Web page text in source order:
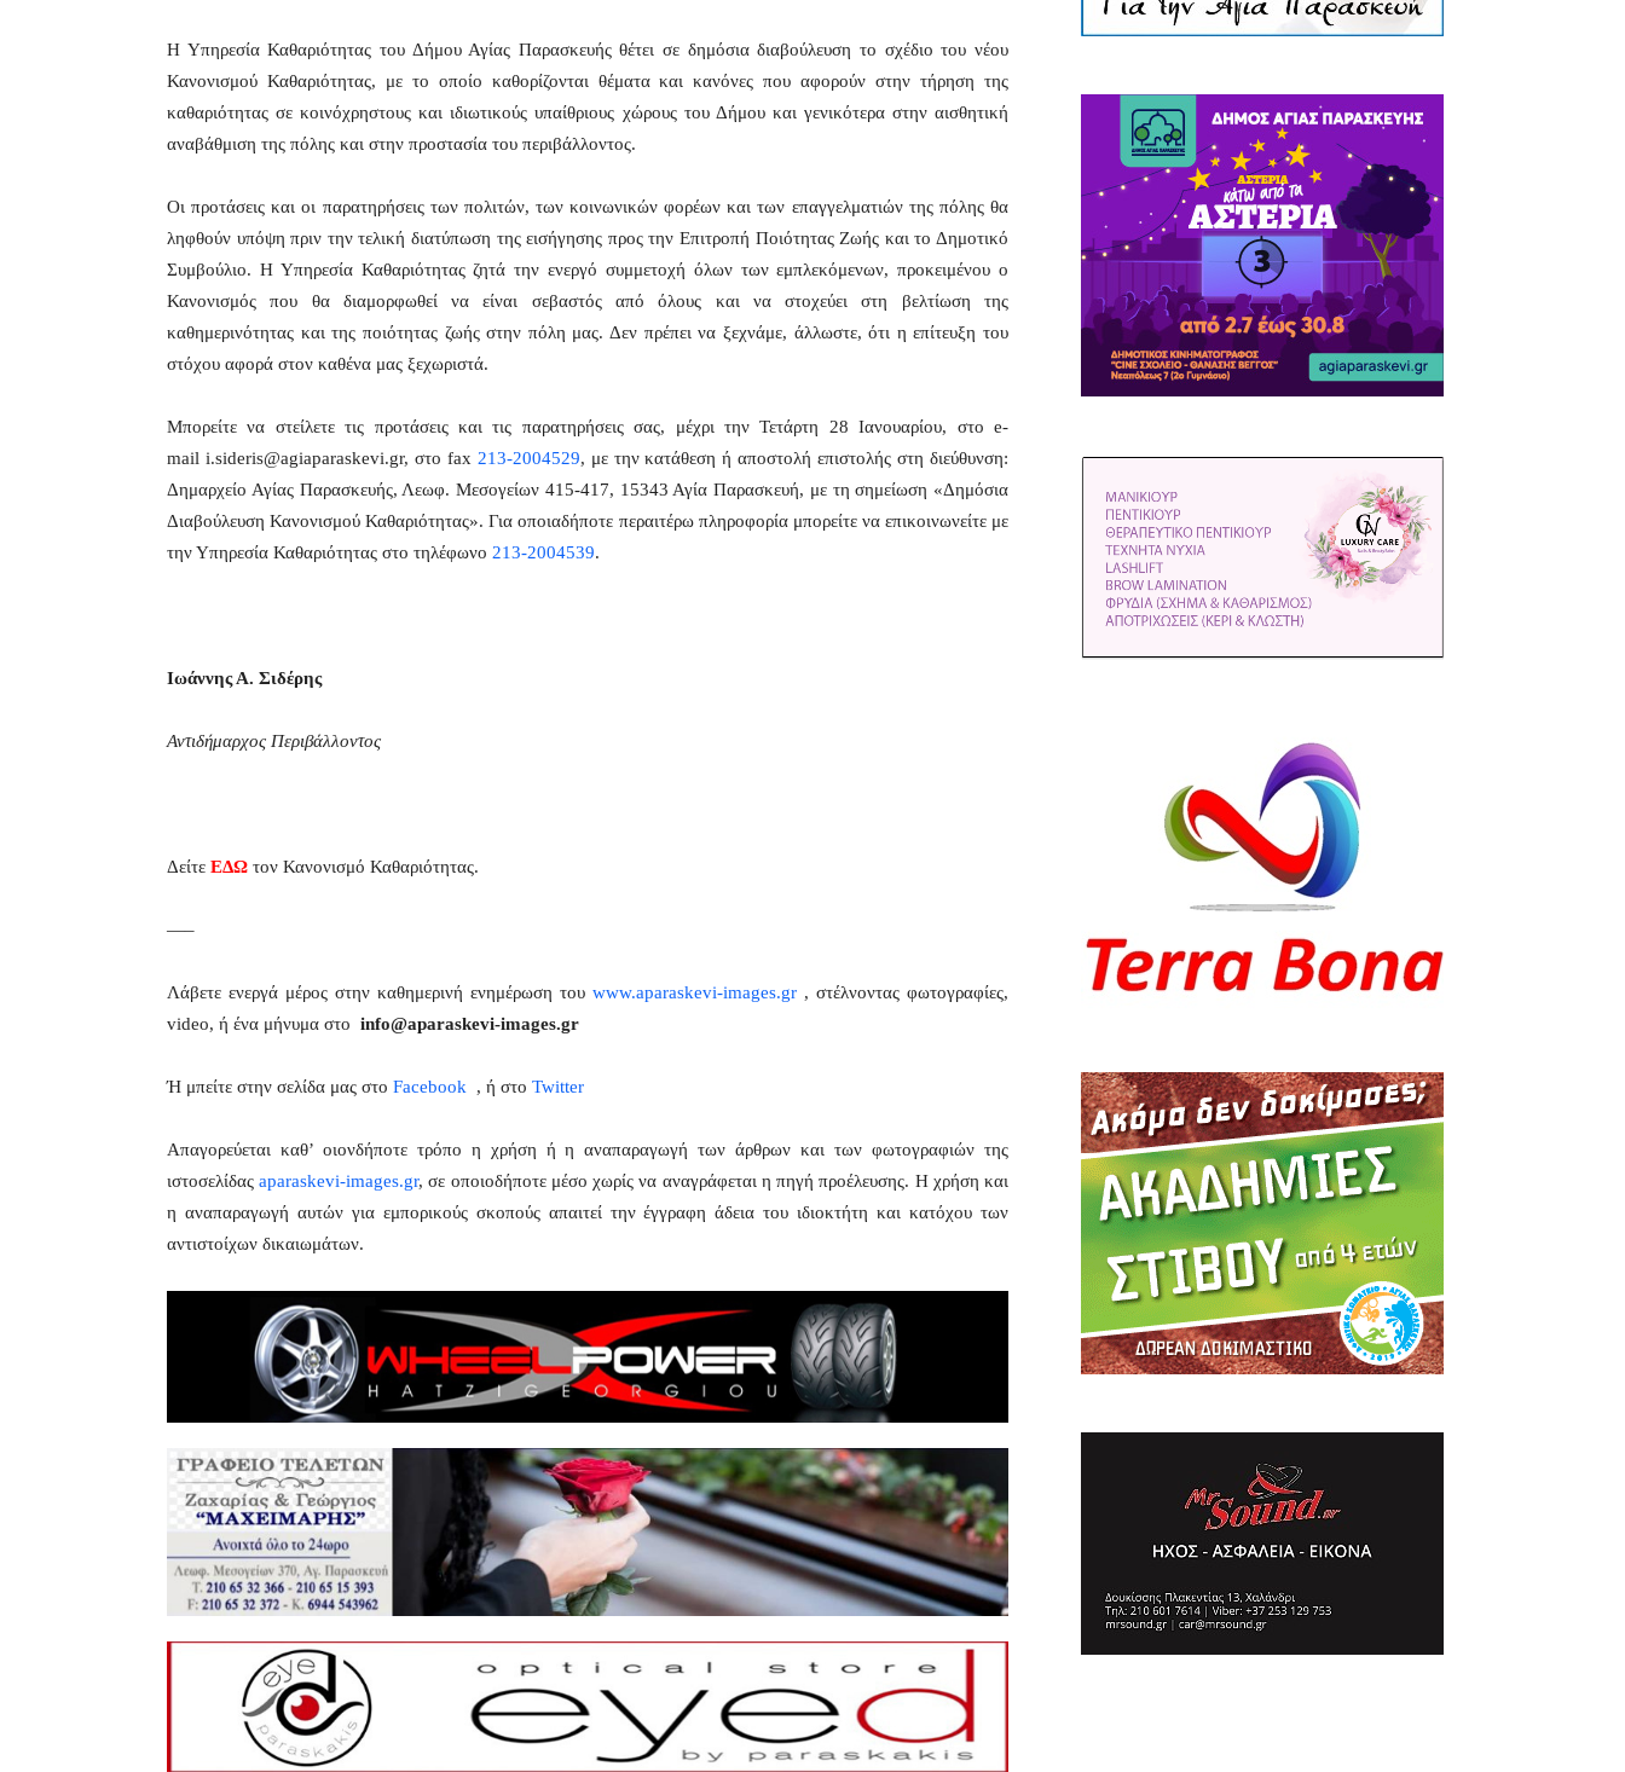
Η Υπηρεσία Καθαριότητας του Δήμου Αγίας Παρασκευής θέτει σε δημόσια διαβούλευση το σχέδιο του νέου
Κανονισμού Καθαριότητας, με το οποίο καθορίζονται θέματα και κανόνες που αφορούν στην τήρηση της
καθαριότητας σε κοινόχρηστους και ιδιωτικούς υπαίθριους χώρους του Δήμου και γενικότερα στην αισθητική
αναβάθμιση της πόλης και στην προστασία του περιβάλλοντος.
Οι προτάσεις και οι παρατηρήσεις των πολιτών, των κοινωνικών φορέων και των επαγγελματιών της πόλης θα
ληφθούν υπόψη πριν την τελική διατύπωση της εισήγησης προς την Επιτροπή Ποιότητας Ζωής και το Δημοτικό
Συμβούλιο. Η Υπηρεσία Καθαριότητας ζητά την ενεργό συμμετοχή όλων των εμπλεκόμενων, προκειμένου ο
Κανονισμός που θα διαμορφωθεί να είναι σεβαστός από όλους και να στοχεύει στη βελτίωση της
καθημερινότητας και της ποιότητας ζωής στην πόλη μας. Δεν πρέπει να ξεχνάμε, άλλωστε, ότι η επίτευξη του
στόχου αφορά στον καθένα μας ξεχωριστά.
Μπορείτε να στείλετε τις προτάσεις και τις παρατηρήσεις σας, μέχρι την Τετάρτη 28 Ιανουαρίου, στο e-
mail i.sideris@agiaparaskevi.gr, στο fax 213-2004529, με την κατάθεση ή αποστολή επιστολής στη διεύθυνση:
Δημαρχείο Αγίας Παρασκευής, Λεωφ. Μεσογείων 415-417, 15343 Αγία Παρασκευή, με τη σημείωση «Δημόσια
Διαβούλευση Κανονισμού Καθαριότητας». Για οποιαδήποτε περαιτέρω πληροφορία μπορείτε να επικοινωνείτε με
την Υπηρεσία Καθαριότητας στο τηλέφωνο 213-2004539.
Ιωάννης Α. Σιδέρης
Αντιδήμαρχος Περιβάλλοντος
Δείτε ΕΔΩ τον Κανονισμό Καθαριότητας.
—–
Λάβετε ενεργά μέρος στην καθημερινή ενημέρωση του www.aparaskevi-images.gr , στέλνοντας φωτογραφίες,
video, ή ένα μήνυμα στο info@aparaskevi-images.gr
Ή μπείτε στην σελίδα μας στο Facebook , ή στο Twitter
Απαγορεύεται καθ’ οιονδήποτε τρόπο η χρήση ή η αναπαραγωγή των άρθρων και των φωτογραφιών της
ιστοσελίδαςaparaskevi-images.gr, σε οποιοδήποτε μέσο χωρίς να αναγράφεται η πηγή προέλευσης. Η χρήση και
η αναπαραγωγή αυτών για εμπορικούς σκοπούς απαιτεί την έγγραφη άδεια του ιδιοκτήτη και κατόχου των
αντιστοίχων δικαιωμάτων.